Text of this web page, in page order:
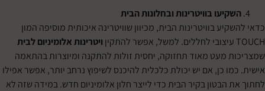
בוויטרינות ובחלונות הבית
בוויטרינות הבית, מכיוון שוויטרינה איכותית מוסיפה המון
ויטרינות אלומיניום לבית
מעט מאוד תחזוקה, יחסית זולות להתקנה ומיוצרות בהתאמה
כן, אם יש יכולת כלכלית להיכנס לשיפוץ נרחב יותר, אפשר אפילו
הבטון בקיר הבית כדי לייצר חלון אלומיניום חדש. במידה שזה לא